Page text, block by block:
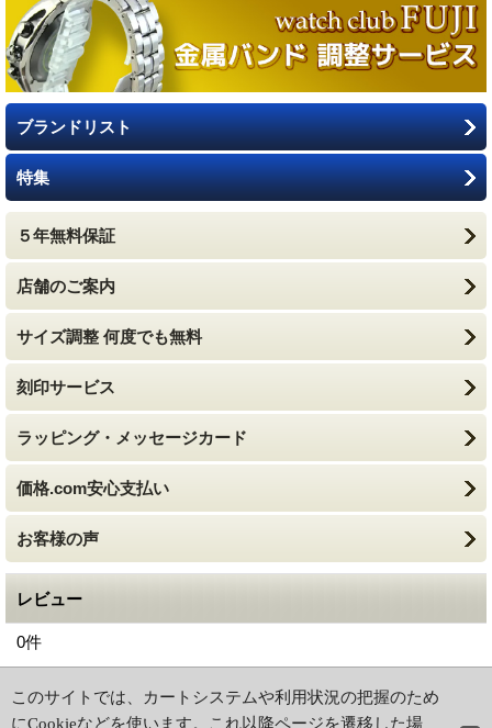
ブランドリスト
特集
５年無料保証
店舗のご案内
サイズ調整 何度でも無料
刻印サービス
ラッピング・メッセージカード
価格.com安心支払い
お客様の声
レビュー
0件
ホーム | ショッピングカート
特定商取引法に基づく表記 | ご利用ガイド
このサイトでは、カートシステムや利用状況の把握のため
にCookieなどを使います。これ以降ページを遷移した場